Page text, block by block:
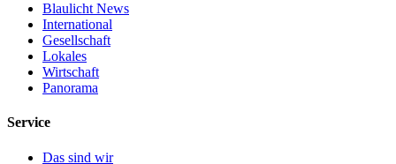
Blaulicht News
International
Gesellschaft
Lokales
Wirtschaft
Panorama
Service
Das sind wir